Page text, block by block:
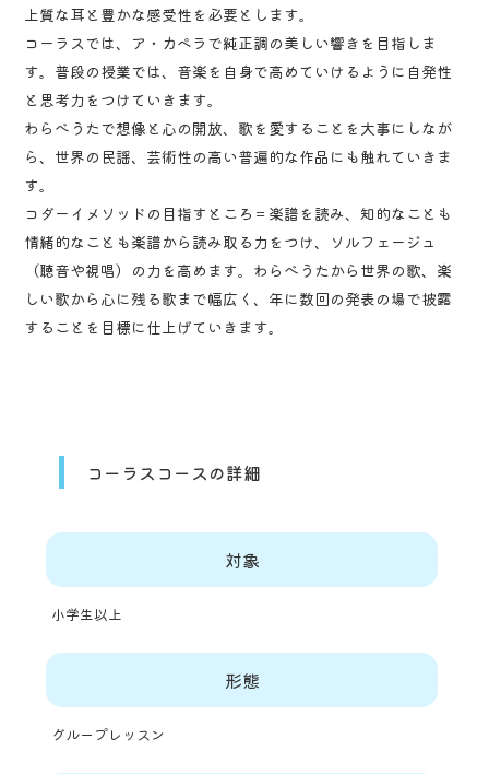
上質な耳と豊かな感受性を必要とします。
コーラスでは、ア・カペラで純正調の美しい響きを目指しま
す。普段の授業では、音楽を自身で高めていけるように自発性
と思考力をつけていきます。
わらべうたで想像と心の開放、歌を愛することを大事にしなが
ら、世界の民謡、芸術性の高い普遍的な作品にも触れていきま
す。
コダーイメソッドの目指すところ＝楽譜を読み、知的なことも
情緒的なことも楽譜から読み取る力をつけ、ソルフェージュ
（聴音や視唱）の力を高めます。わらべうたから世界の歌、楽
しい歌から心に残る歌まで幅広く、年に数回の発表の場で披露
することを目標に仕上げていきます。
コーラスコースの詳細
対象
小学生以上
形態
グループレッスン